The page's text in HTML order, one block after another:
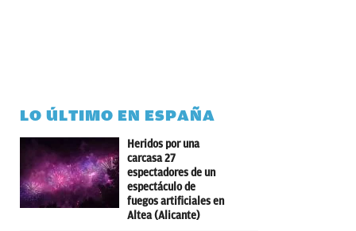
LO ÚLTIMO EN ESPAÑA
Heridos por una
carcasa 27
espectadores de un
espectáculo de
fuegos artificiales en
Altea (Alicante)